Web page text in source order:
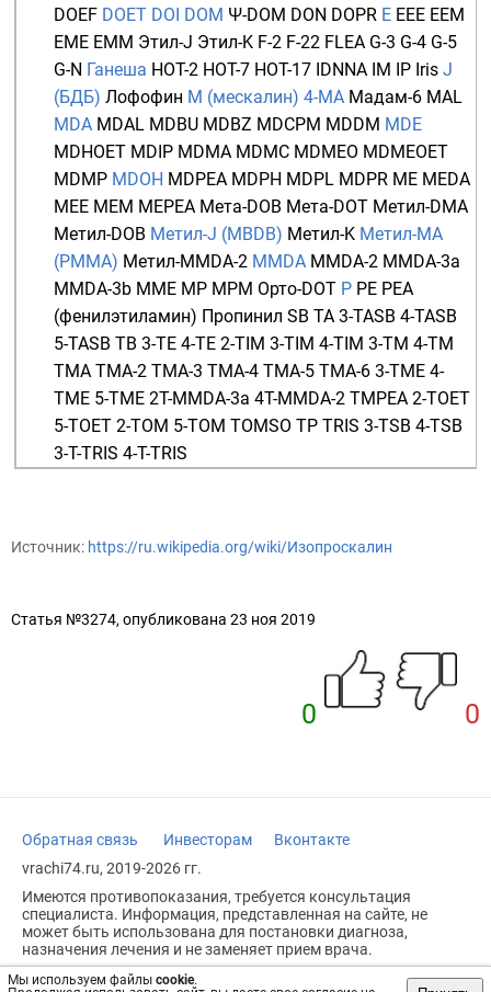
Мы используем файлы cookie.
DOEF DOET DOI DOM Ψ-DOM DON DOPR E EEE EEM
EME EMM Этил-J Этил-K F-2 F-22 FLEA G-3 G-4 G-5
G-N Ганеша HOT-2 HOT-7 HOT-17 IDNNA IM IP Iris J
(БДБ) Лофофин М (мескалин) 4-MA Мадам-6 MAL
MDA MDAL MDBU MDBZ MDCPM MDDM MDE
MDHOET MDIP MDMA MDMC MDMEO MDMEOET
MDMP MDOH MDPEA MDPH MDPL MDPR ME MEDA
MEE MEM MEPEA Мета-DOB Мета-DOT Метил-DMA
Метил-DOB Метил-J (MBDB) Метил-K Метил-MA
(PMMA) Метил-MMDA-2 MMDA MMDA-2 MMDA-3a
MMDA-3b MME MP MPM Орто-DOT P PE PEA
(фенилэтиламин) Пропинил SB TA 3-TASB 4-TASB
5-TASB TB 3-TE 4-TE 2-TIM 3-TIM 4-TIM 3-TM 4-TM
TMA TMA-2 TMA-3 TMA-4 TMA-5 TMA-6 3-TME 4-
TME 5-TME 2T-MMDA-3a 4T-MMDA-2 TMPEA 2-TOET
5-TOET 2-TOM 5-TOM TOMSO TP TRIS 3-TSB 4-TSB
3-T-TRIS 4-T-TRIS
Источник: https://ru.wikipedia.org/wiki/Изопроскалин
Статья №3274, опубликована 23 ноя 2019
0 0
Обратная связь Инвесторам
Вконтакте
vrachi74.ru, 2019-2026 гг.
Имеются противопоказания, требуется консультация
специалиста. Информация, представленная на сайте, не
может быть использована для постановки диагноза,
назначения лечения и не заменяет прием врача.
Возрастное ограничение: 18+